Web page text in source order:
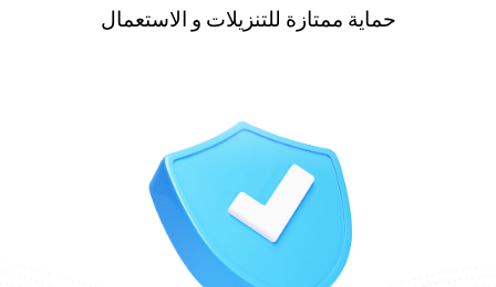
حماية ممتازة للتنزيلات و الاستعمال